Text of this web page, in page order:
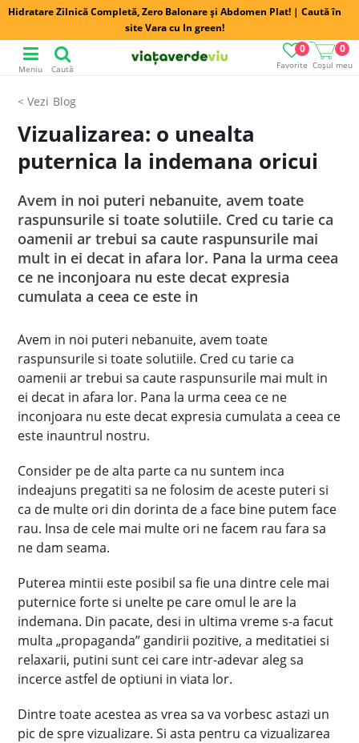
Hidratare Zilnică Completă, Zero Balonare și Abdomen Plat! | Caută în
site Vara cu In green!
Favorite
0
Coșul meu
0
Meniu Caută
Blog
Vizualizarea: o unealta
puternica la indemana oricui
Avem in noi puteri nebanuite, avem toate
raspunsurile si toate solutiile. Cred cu tarie ca
oamenii ar trebui sa caute raspunsurile mai
mult in ei decat in afara lor. Pana la urma ceea
ce ne inconjoara nu este decat expresia
cumulata a ceea ce este in
Avem in noi puteri nebanuite, avem toate
raspunsurile si toate solutiile. Cred cu tarie ca
oamenii ar trebui sa caute raspunsurile mai mult in
ei decat in afara lor. Pana la urma ceea ce ne
inconjoara nu este decat expresia cumulata a ceea ce
este inauntrul nostru.
Consider pe de alta parte ca nu suntem inca
indeajuns pregatiti sa ne folosim de aceste puteri si
ca de multe ori din dorinta de a face bine putem face
rau. Insa de cele mai multe ori ne facem rau fara sa
ne dam seama.
Puterea mintii este posibil sa fie una dintre cele mai
puternice forte si unelte pe care omul le are la
indemana. Din pacate, desi in ultima vreme s-a facut
multa „propaganda” gandirii pozitive, a meditatiei si
relaxarii, putini sunt cei care intr-adevar aleg sa
incerce astfel de optiuni in viata lor.
Dintre toate acestea as vrea sa va vorbesc astazi un
pic de spre vizualizare. Si asta pentru ca vizualizarea